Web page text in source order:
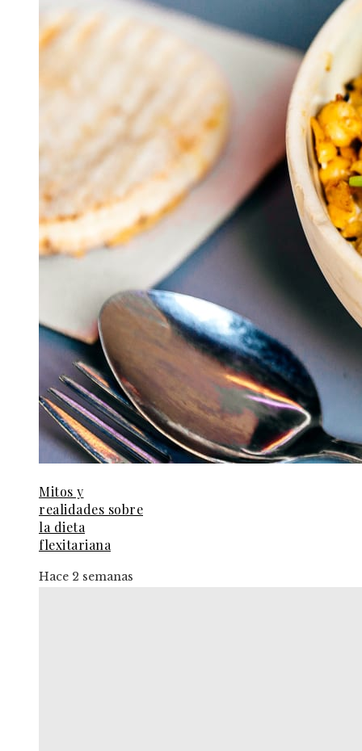
Mitos y
realidades sobre
la dieta
flexitariana
Hace 2 semanas